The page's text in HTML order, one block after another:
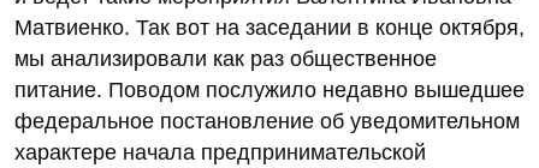
Матвиенко. Так вот на заседании в конце октября,
мы анализировали как раз общественное
питание. Поводом послужило недавно вышедшее
федеральное постановление об уведомительном
характере начала предпринимательской